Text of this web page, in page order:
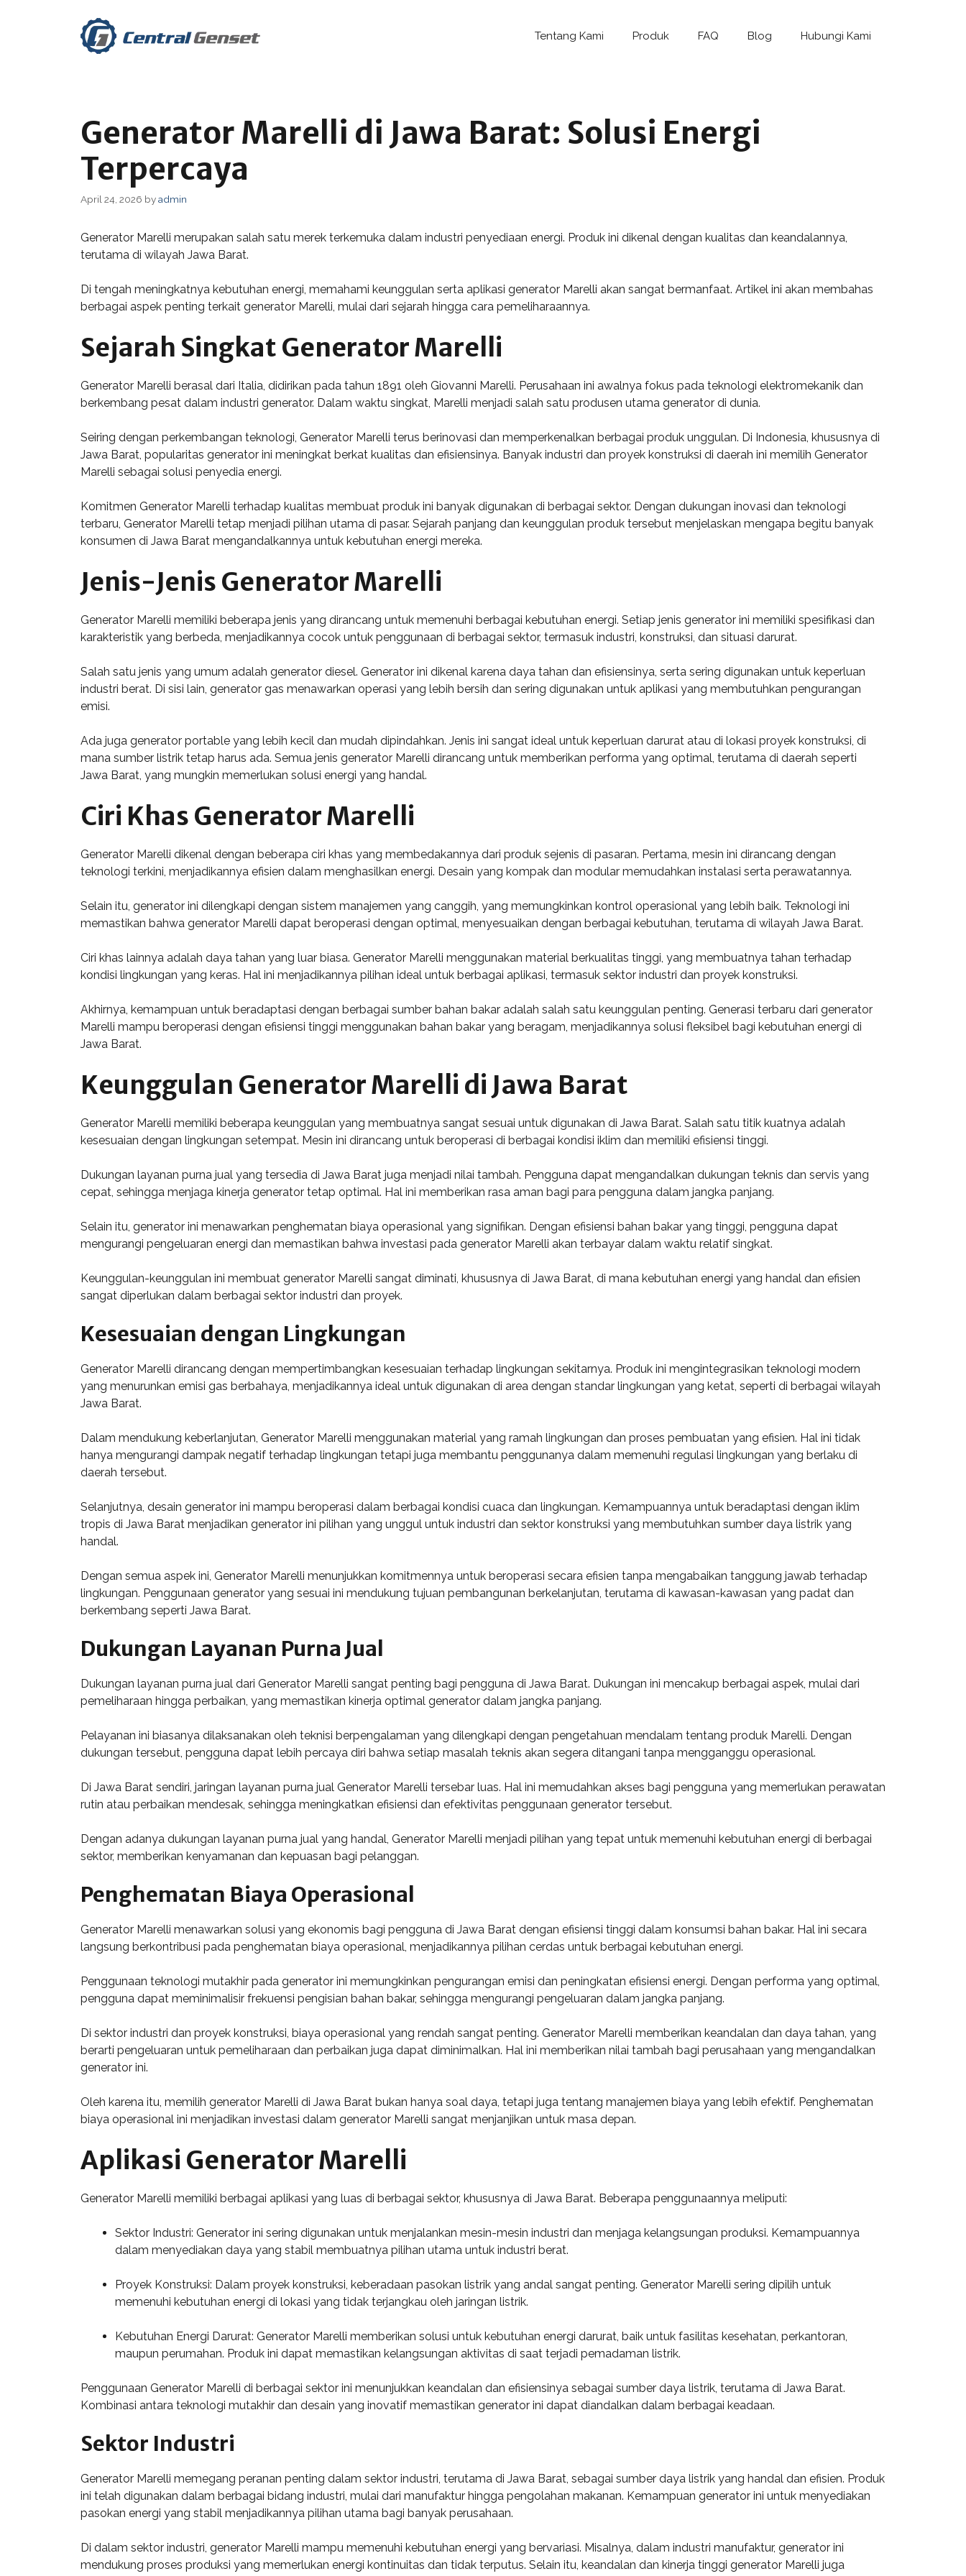
Tentang Kami Produk FAQ Blog Hubungi Kami
Generator Marelli di Jawa Barat: Solusi Energi
Terpercaya
April 24, 2026 byadmin
Generator Marelli merupakan salah satu merek terkemuka dalam industri penyediaan energi. Produk ini dikenal dengan kualitas dan keandalannya,
terutama di wilayah Jawa Barat.
Di tengah meningkatnya kebutuhan energi, memahami keunggulan serta aplikasi generator Marelli akan sangat bermanfaat. Artikel ini akan membahas
berbagai aspek penting terkait generator Marelli, mulai dari sejarah hingga cara pemeliharaannya.
Sejarah Singkat Generator Marelli
Generator Marelli berasal dari Italia, didirikan pada tahun 1891 oleh Giovanni Marelli. Perusahaan ini awalnya fokus pada teknologi elektromekanik dan
berkembang pesat dalam industri generator. Dalam waktu singkat, Marelli menjadi salah satu produsen utama generator di dunia.
Seiring dengan perkembangan teknologi, Generator Marelli terus berinovasi dan memperkenalkan berbagai produk unggulan. Di Indonesia, khususnya di
Jawa Barat, popularitas generator ini meningkat berkat kualitas dan efisiensinya. Banyak industri dan proyek konstruksi di daerah ini memilih Generator
Marelli sebagai solusi penyedia energi.
Komitmen Generator Marelli terhadap kualitas membuat produk ini banyak digunakan di berbagai sektor. Dengan dukungan inovasi dan teknologi
terbaru, Generator Marelli tetap menjadi pilihan utama di pasar. Sejarah panjang dan keunggulan produk tersebut menjelaskan mengapa begitu banyak
konsumen di Jawa Barat mengandalkannya untuk kebutuhan energi mereka.
Jenis-Jenis Generator Marelli
Generator Marelli memiliki beberapa jenis yang dirancang untuk memenuhi berbagai kebutuhan energi. Setiap jenis generator ini memiliki spesifikasi dan
karakteristik yang berbeda, menjadikannya cocok untuk penggunaan di berbagai sektor, termasuk industri, konstruksi, dan situasi darurat.
Salah satu jenis yang umum adalah generator diesel. Generator ini dikenal karena daya tahan dan efisiensinya, serta sering digunakan untuk keperluan
industri berat. Di sisi lain, generator gas menawarkan operasi yang lebih bersih dan sering digunakan untuk aplikasi yang membutuhkan pengurangan
emisi.
Ada juga generator portable yang lebih kecil dan mudah dipindahkan. Jenis ini sangat ideal untuk keperluan darurat atau di lokasi proyek konstruksi, di
mana sumber listrik tetap harus ada. Semua jenis generator Marelli dirancang untuk memberikan performa yang optimal, terutama di daerah seperti
Jawa Barat, yang mungkin memerlukan solusi energi yang handal.
Ciri Khas Generator Marelli
Generator Marelli dikenal dengan beberapa ciri khas yang membedakannya dari produk sejenis di pasaran. Pertama, mesin ini dirancang dengan
teknologi terkini, menjadikannya efisien dalam menghasilkan energi. Desain yang kompak dan modular memudahkan instalasi serta perawatannya.
Selain itu, generator ini dilengkapi dengan sistem manajemen yang canggih, yang memungkinkan kontrol operasional yang lebih baik. Teknologi ini
memastikan bahwa generator Marelli dapat beroperasi dengan optimal, menyesuaikan dengan berbagai kebutuhan, terutama di wilayah Jawa Barat.
Ciri khas lainnya adalah daya tahan yang luar biasa. Generator Marelli menggunakan material berkualitas tinggi, yang membuatnya tahan terhadap
kondisi lingkungan yang keras. Hal ini menjadikannya pilihan ideal untuk berbagai aplikasi, termasuk sektor industri dan proyek konstruksi.
Akhirnya, kemampuan untuk beradaptasi dengan berbagai sumber bahan bakar adalah salah satu keunggulan penting. Generasi terbaru dari generator
Marelli mampu beroperasi dengan efisiensi tinggi menggunakan bahan bakar yang beragam, menjadikannya solusi fleksibel bagi kebutuhan energi di
Jawa Barat.
Keunggulan Generator Marelli di Jawa Barat
Generator Marelli memiliki beberapa keunggulan yang membuatnya sangat sesuai untuk digunakan di Jawa Barat. Salah satu titik kuatnya adalah
kesesuaian dengan lingkungan setempat. Mesin ini dirancang untuk beroperasi di berbagai kondisi iklim dan memiliki efisiensi tinggi.
Dukungan layanan purna jual yang tersedia di Jawa Barat juga menjadi nilai tambah. Pengguna dapat mengandalkan dukungan teknis dan servis yang
cepat, sehingga menjaga kinerja generator tetap optimal. Hal ini memberikan rasa aman bagi para pengguna dalam jangka panjang.
Selain itu, generator ini menawarkan penghematan biaya operasional yang signifikan. Dengan efisiensi bahan bakar yang tinggi, pengguna dapat
mengurangi pengeluaran energi dan memastikan bahwa investasi pada generator Marelli akan terbayar dalam waktu relatif singkat.
Keunggulan-keunggulan ini membuat generator Marelli sangat diminati, khususnya di Jawa Barat, di mana kebutuhan energi yang handal dan efisien
sangat diperlukan dalam berbagai sektor industri dan proyek.
Kesesuaian dengan Lingkungan
Generator Marelli dirancang dengan mempertimbangkan kesesuaian terhadap lingkungan sekitarnya. Produk ini mengintegrasikan teknologi modern
yang menurunkan emisi gas berbahaya, menjadikannya ideal untuk digunakan di area dengan standar lingkungan yang ketat, seperti di berbagai wilayah
Jawa Barat.
Dalam mendukung keberlanjutan, Generator Marelli menggunakan material yang ramah lingkungan dan proses pembuatan yang efisien. Hal ini tidak
hanya mengurangi dampak negatif terhadap lingkungan tetapi juga membantu penggunanya dalam memenuhi regulasi lingkungan yang berlaku di
daerah tersebut.
Selanjutnya, desain generator ini mampu beroperasi dalam berbagai kondisi cuaca dan lingkungan. Kemampuannya untuk beradaptasi dengan iklim
tropis di Jawa Barat menjadikan generator ini pilihan yang unggul untuk industri dan sektor konstruksi yang membutuhkan sumber daya listrik yang
handal.
Dengan semua aspek ini, Generator Marelli menunjukkan komitmennya untuk beroperasi secara efisien tanpa mengabaikan tanggung jawab terhadap
lingkungan. Penggunaan generator yang sesuai ini mendukung tujuan pembangunan berkelanjutan, terutama di kawasan-kawasan yang padat dan
berkembang seperti Jawa Barat.
Dukungan Layanan Purna Jual
Dukungan layanan purna jual dari Generator Marelli sangat penting bagi pengguna di Jawa Barat. Dukungan ini mencakup berbagai aspek, mulai dari
pemeliharaan hingga perbaikan, yang memastikan kinerja optimal generator dalam jangka panjang.
Pelayanan ini biasanya dilaksanakan oleh teknisi berpengalaman yang dilengkapi dengan pengetahuan mendalam tentang produk Marelli. Dengan
dukungan tersebut, pengguna dapat lebih percaya diri bahwa setiap masalah teknis akan segera ditangani tanpa mengganggu operasional.
Di Jawa Barat sendiri, jaringan layanan purna jual Generator Marelli tersebar luas. Hal ini memudahkan akses bagi pengguna yang memerlukan perawatan
rutin atau perbaikan mendesak, sehingga meningkatkan efisiensi dan efektivitas penggunaan generator tersebut.
Dengan adanya dukungan layanan purna jual yang handal, Generator Marelli menjadi pilihan yang tepat untuk memenuhi kebutuhan energi di berbagai
sektor, memberikan kenyamanan dan kepuasan bagi pelanggan.
Penghematan Biaya Operasional
Generator Marelli menawarkan solusi yang ekonomis bagi pengguna di Jawa Barat dengan efisiensi tinggi dalam konsumsi bahan bakar. Hal ini secara
langsung berkontribusi pada penghematan biaya operasional, menjadikannya pilihan cerdas untuk berbagai kebutuhan energi.
Penggunaan teknologi mutakhir pada generator ini memungkinkan pengurangan emisi dan peningkatan efisiensi energi. Dengan performa yang optimal,
pengguna dapat meminimalisir frekuensi pengisian bahan bakar, sehingga mengurangi pengeluaran dalam jangka panjang.
Di sektor industri dan proyek konstruksi, biaya operasional yang rendah sangat penting. Generator Marelli memberikan keandalan dan daya tahan, yang
berarti pengeluaran untuk pemeliharaan dan perbaikan juga dapat diminimalkan. Hal ini memberikan nilai tambah bagi perusahaan yang mengandalkan
generator ini.
Oleh karena itu, memilih generator Marelli di Jawa Barat bukan hanya soal daya, tetapi juga tentang manajemen biaya yang lebih efektif. Penghematan
biaya operasional ini menjadikan investasi dalam generator Marelli sangat menjanjikan untuk masa depan.
Aplikasi Generator Marelli
Generator Marelli memiliki berbagai aplikasi yang luas di berbagai sektor, khususnya di Jawa Barat. Beberapa penggunaannya meliputi:
Sektor Industri: Generator ini sering digunakan untuk menjalankan mesin-mesin industri dan menjaga kelangsungan produksi. Kemampuannya
dalam menyediakan daya yang stabil membuatnya pilihan utama untuk industri berat.
Proyek Konstruksi: Dalam proyek konstruksi, keberadaan pasokan listrik yang andal sangat penting. Generator Marelli sering dipilih untuk
memenuhi kebutuhan energi di lokasi yang tidak terjangkau oleh jaringan listrik.
Kebutuhan Energi Darurat: Generator Marelli memberikan solusi untuk kebutuhan energi darurat, baik untuk fasilitas kesehatan, perkantoran,
maupun perumahan. Produk ini dapat memastikan kelangsungan aktivitas di saat terjadi pemadaman listrik.
Penggunaan Generator Marelli di berbagai sektor ini menunjukkan keandalan dan efisiensinya sebagai sumber daya listrik, terutama di Jawa Barat.
Kombinasi antara teknologi mutakhir dan desain yang inovatif memastikan generator ini dapat diandalkan dalam berbagai keadaan.
Sektor Industri
Generator Marelli memegang peranan penting dalam sektor industri, terutama di Jawa Barat, sebagai sumber daya listrik yang handal dan efisien. Produk
ini telah digunakan dalam berbagai bidang industri, mulai dari manufaktur hingga pengolahan makanan. Kemampuan generator ini untuk menyediakan
pasokan energi yang stabil menjadikannya pilihan utama bagi banyak perusahaan.
Di dalam sektor industri, generator Marelli mampu memenuhi kebutuhan energi yang bervariasi. Misalnya, dalam industri manufaktur, generator ini
mendukung proses produksi yang memerlukan energi kontinuitas dan tidak terputus. Selain itu, keandalan dan kinerja tinggi generator Marelli juga